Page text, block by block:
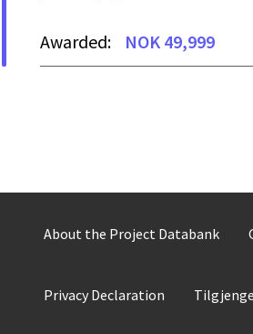
Awarded: NOK 49,999
About the Project Databank
Privacy Declaration